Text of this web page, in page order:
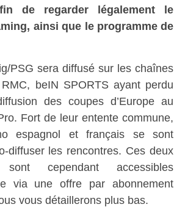
de regarder légalement le
ainsi que le programme de
PSG sera diffusé sur les chaînes
beIN SPORTS ayant perdu
des coupes d’Europe au
Fort de leur entente commune,
espagnol et français se sont
diffuser les rencontres. Ces deux
cependant accessibles
via une offre par abonnement
vous détaillerons plus bas.